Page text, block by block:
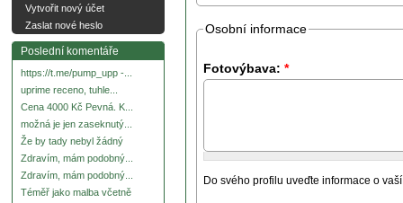
Vytvořit nový účet
Zaslat nové heslo
Poslední komentáře
https://t.me/pump_upp -...
uprime receno, tuhle...
Cena 4000 Kč Pevná. K...
možná je jen zaseknutý...
Že by tady nebyl žádný
Zdravím, mám podobný...
Zdravím, mám podobný...
Téměř jako malba včetně
Osobní informace
Fotovýbava: *
Do svého profilu uveďte informace o